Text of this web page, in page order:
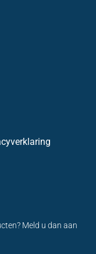
Meld u dan aan